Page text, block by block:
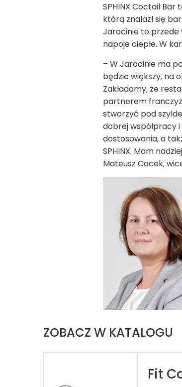
SPHINX Coctail
którą znalazł się
Jarocinie to przede
napoje ciepłe. W
– W Jarocinie ma
będzie większy, na
Zakładamy, że
partnerem
stworzyć pod
dobrej współpracy
dostosowania, a
SPHINX. Mam
Mateusz Cacek,
ZOBACZ W KATALOGU
Fit